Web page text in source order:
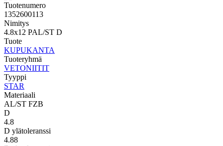
Tuotenumero
1352600113
Nimitys
4.8x12 PAL/ST D
Tuote
KUPUKANTA
Tuoteryhmä
VETONIITIT
Tyyppi
STAR
Materiaali
AL/ST FZB
D
4.8
D ylätoleranssi
4.88